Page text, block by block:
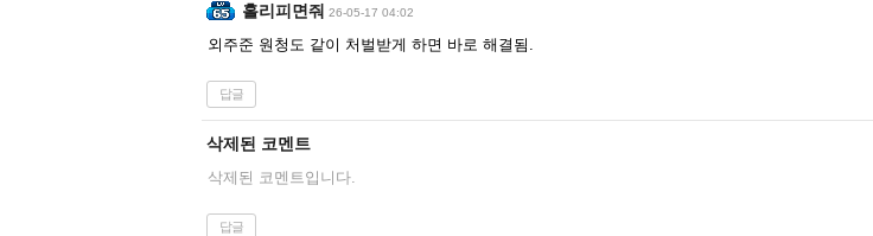
홀리피면줘 26-05-17 04:02
외주준 원청도 같이 처벌받게 하면 바로 해결됨.
답글
삭제된 코멘트
삭제된 코멘트입니다.
답글